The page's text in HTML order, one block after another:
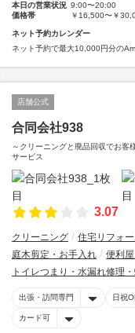
本日の営業状況 9:00〜20:00
価格帯
￥16,500〜￥
ネット予約カレンダー
ネット予約で最大10,000円分の
店舗公式
合同会社938
～クリーニングと廃品回収でお客
サービス
3.07
クリーニング 住宅リフォ
庭木剪定・お手入れ
便利
トイレつまり・水漏れ修理
出張・訪問専門 日祝
カード可